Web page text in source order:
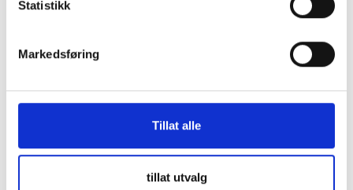
Statistikk
Markedsføring
Tillat alle
tillat utvalg
Specifikation
Skyddad mot omvänd polaritet och har en låsmekanism Stift
och uttag är isolerade och skyddade mot beröring Möjlighet
anslutningens tvärsnitt